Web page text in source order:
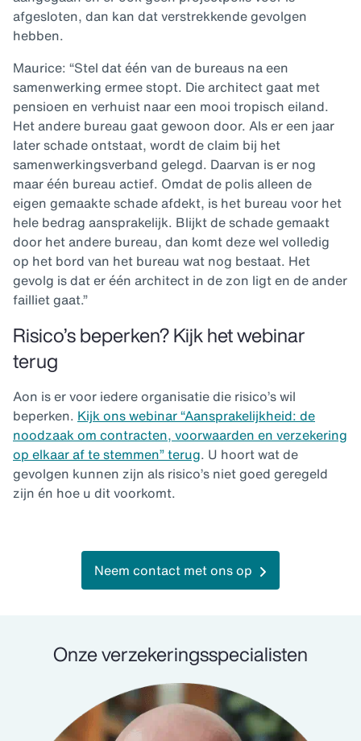
afgesloten, dan kan dat verstrekkende gevolgen
hebben.
Maurice: “Stel dat één van de bureaus na een
samenwerking ermee stopt. Die architect gaat met
pensioen en verhuist naar een mooi tropisch eiland.
Het andere bureau gaat gewoon door. Als er een jaar
later schade ontstaat, wordt de claim bij het
samenwerkingsverband gelegd. Daarvan is er nog
maar één bureau actief. Omdat de polis alleen de
eigen gemaakte schade afdekt, is het bureau voor het
hele bedrag aansprakelijk. Blijkt de schade gemaakt
door het andere bureau, dan komt deze wel volledig
op het bord van het bureau wat nog bestaat. Het
gevolg is dat er één architect in de zon ligt en de ander
failliet gaat.”
Risico’s beperken? Kijk het webinar
terug
Aon is er voor iedere organisatie die risico’s wil
beperken. Kijk ons webinar “Aansprakelijkheid: de
noodzaak om contracten, voorwaarden en verzekering
op elkaar af te stemmen” terug. U hoort wat de
gevolgen kunnen zijn als risico’s niet goed geregeld
zijn én hoe u dit voorkomt.
Neem contact met ons op
Onze verzekeringsspecialisten